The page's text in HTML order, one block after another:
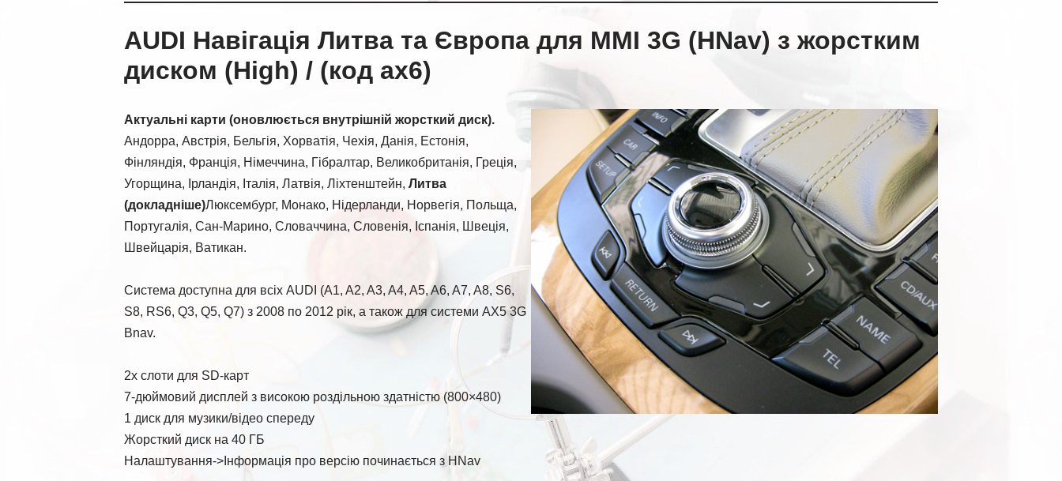
AUDI Навігація Литва та Європа для MMI 3G (HNav) з жорстким
диском (High) / (код ax6)
Актуальні карти (оновлюється внутрішній жорсткий диск).
Андорра, Австрія, Бельгія, Хорватія, Чехія, Данія, Естонія,
Фінляндія, Франція, Німеччина, Гібралтар, Великобританія, Греція,
Угорщина, Ірландія, Італія, Латвія, Ліхтенштейн, Литва
(докладніше)Люксембург, Монако, Нідерланди, Норвегія, Польща,
Португалія, Сан-Марино, Словаччина, Словенія, Іспанія, Швеція,
Швейцарія, Ватикан.
Система доступна для всіх AUDI (A1, A2, A3, A4, A5, A6, A7, A8, S6,
S8, RS6, Q3, Q5, Q7) з 2008 по 2012 рік, а також для системи AX5 3G
Bnav.
2x слоти для SD-карт
7-дюймовий дисплей з високою роздільною здатністю (800×480)
1 диск для музики/відео спереду
Жорсткий диск на 40 ГБ
Налаштування->Інформація про версію починається з HNav